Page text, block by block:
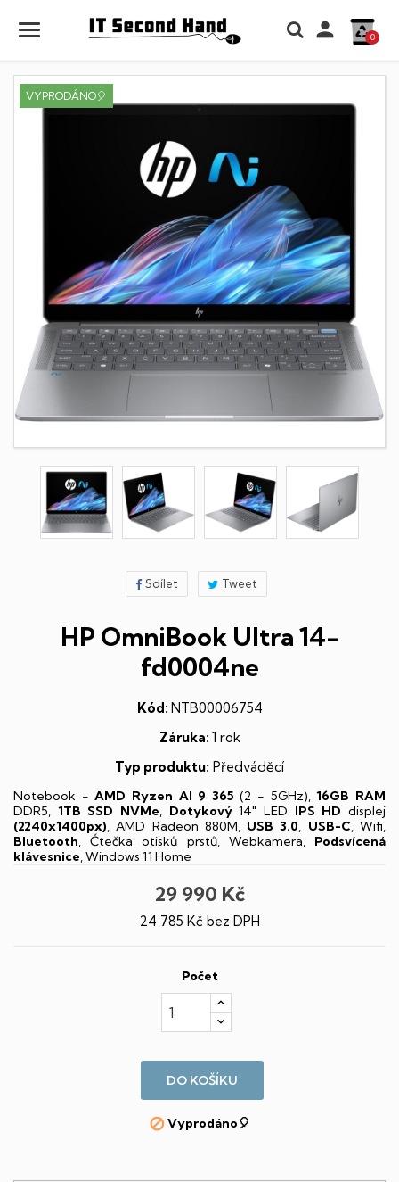
 0
VYPRODÁNO🎈
Sdílet Tweet
HP OmniBook Ultra 14-
fd0004ne
Kód: NTB00006754
Záruka: 1 rok
Typ produktu: Předváděcí
Notebook -AMD Ryzen AI 9 365(2 - 5GHz),16GB RAM
DDR5, 1TB SSD NVMe, Dotykový14" LED IPS HD displej
(2240x1400px), AMD Radeon 880M, USB 3.0, USB-C, Wifi,
Bluetooth, Čtečka otisků prstů, Webkamera, Podsvícená
klávesnice, Windows 11 Home
29 990 Kč
24 785 Kč bez DPH
Počet
DO KOŠÍKU
Vyprodáno🎈